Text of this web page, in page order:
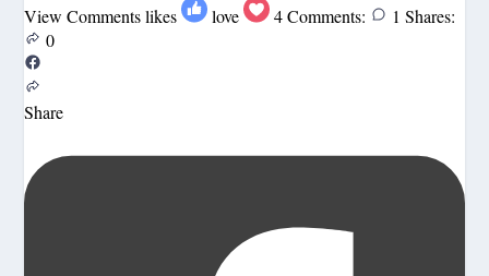
View Comments likes love 4 Comments: 1 Shares:
0
Share